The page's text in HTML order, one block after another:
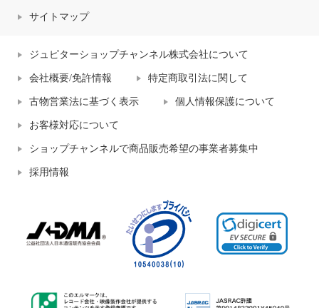
サイトマップ
ジュピターショップチャンネル株式会社について
会社概要/免許情報 特定商取引法に関して
古物営業法に基づく表示 個人情報保護について
お客様対応について
ショップチャンネルで商品販売希望の事業者募集中
採用情報